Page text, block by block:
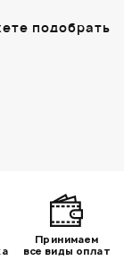
подобрать
Принимаем
все виды оплат